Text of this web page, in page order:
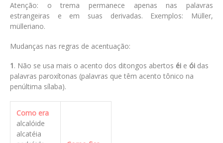
Atenção: o trema permanece apenas nas palavras
estrangeiras e em suas derivadas. Exemplos: Müller,
mülleriano.
Mudanças nas regras de acentuação:
1. Não se usa mais o acento dos ditongos abertos éi e ói das
palavras paroxítonas (palavras que têm acento tônico na
penúltima sílaba).
Como era
alcalóide
alcatéia